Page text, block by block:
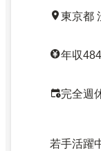
東京都
年収
完全週
若手活躍